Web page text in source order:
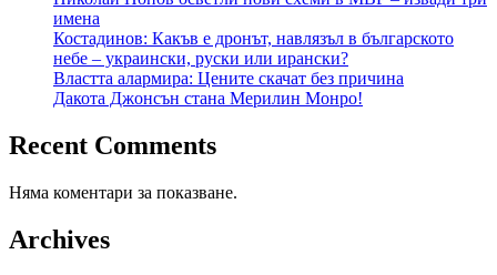
имена
Костадинов: Какъв е дронът, навлязъл в българското
небе – украински, руски или ирански?
Властта алармира: Цените скачат без причина
Дакота Джонсън стана Мерилин Монро!
Recent Comments
Няма коментари за показване.
Archives